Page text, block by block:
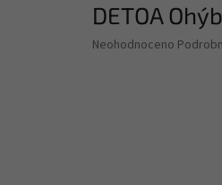
DETOA
Průměrné
Neohodnoceno